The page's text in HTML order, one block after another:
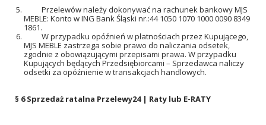
Przelewów należy dokonywać na rachunek bankowy MJS
MEBLE: Konto w ING Bank Śląski nr.:44 1050 1070 1000 0090 8349
1861.
W przypadku opóźnień w płatnościach przez Kupującego,
MJS MEBLE zastrzega sobie prawo do naliczania odsetek,
zgodnie z obowiązującymi przepisami prawa. W przypadku
Kupujących będących Przedsiębiorcami – Sprzedawca naliczy
odsetki za opóźnienie w transakcjach handlowych.
§ 6 Sprzedaż ratalna Przelewy24 | Raty lub E-RATY